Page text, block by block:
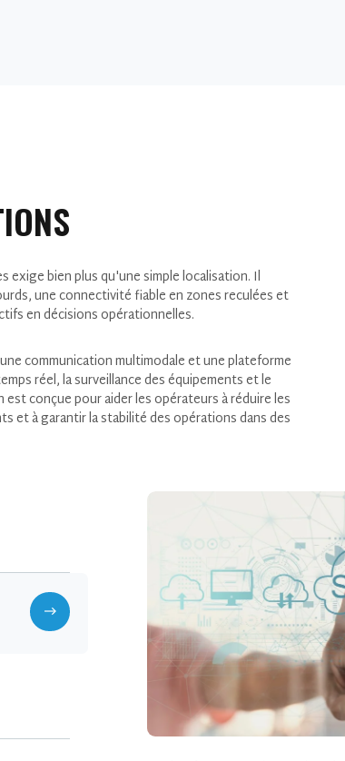
exige bien plus qu'une simple localisation. Il
une connectivité fiable en zones reculées et
en décisions opérationnelles.
communication multimodale et une plateforme
réel, la surveillance des équipements et le
conçue pour aider les opérateurs à réduire les
et à garantir la stabilité des opérations dans des